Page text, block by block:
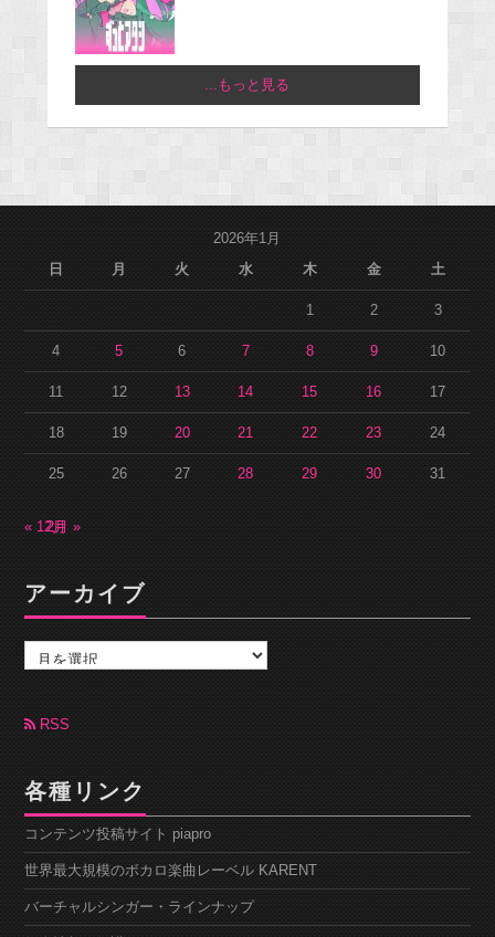
...もっと見る
2026年1月
日
月 火 水 木 金 土
1 2 3
4 5 6 7 8 9 10
11 12 13 14 15 16 17
18 19 20 21 22 23 24
25 26 27 28 29 30 31
« 12月2月 »
アーカイブ
カ
ブ RSS
各種リンク
コンテンツ投稿サイト piapro
世界最大規模のボカロ楽曲レーベル KARENT
バーチャルシンガー・ラインナップ